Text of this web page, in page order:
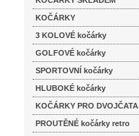
KOČÁRKY
3 KOLOVÉ kočárky
GOLFOVÉ kočárky
SPORTOVNÍ kočárky
HLUBOKÉ kočárky
KOČÁRKY PRO DVOJČATA
PROUTĚNÉ kočárky retro